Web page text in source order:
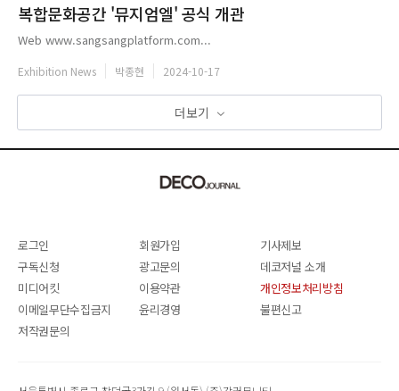
복합문화공간 '뮤지엄엘' 공식 개관
Web www.sangsangplatform.com...
Exhibition News 박종현 2024-10-17
더보기
로그인 회원가입
기사제보
구독신청
광고문의
데코저널 소개
미디어킷
이용약관
개인정보처리방침
이메일무단수집금지
윤리경영
불편신고
저작권문의